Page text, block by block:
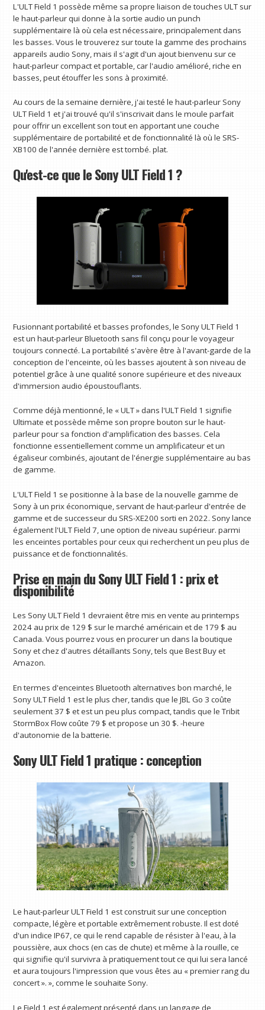
L'ULT Field 1 possède même sa propre liaison de touches ULT sur
le haut-parleur qui donne à la sortie audio un punch
supplémentaire là où cela est nécessaire, principalement dans
les basses. Vous le trouverez sur toute la gamme des prochains
appareils audio Sony, mais il s'agit d'un ajout bienvenu sur ce
haut-parleur compact et portable, car l'audio amélioré, riche en
basses, peut étouffer les sons à proximité.
Au cours de la semaine dernière, j'ai testé le haut-parleur Sony
ULT Field 1 et j'ai trouvé qu'il s'inscrivait dans le moule parfait
pour offrir un excellent son tout en apportant une couche
supplémentaire de portabilité et de fonctionnalité là où le SRS-
XB100 de l'année dernière est tombé. plat.
Qu'est-ce que le Sony ULT Field 1 ?
Fusionnant portabilité et basses profondes, le Sony ULT Field 1
est un haut-parleur Bluetooth sans fil conçu pour le voyageur
toujours connecté. La portabilité s'avère être à l'avant-garde de la
conception de l'enceinte, où les basses ajoutent à son niveau de
potentiel grâce à une qualité sonore supérieure et des niveaux
d'immersion audio époustouflants.
Comme déjà mentionné, le « ULT » dans l'ULT Field 1 signifie
Ultimate et possède même son propre bouton sur le haut-
parleur pour sa fonction d'amplification des basses. Cela
fonctionne essentiellement comme un amplificateur et un
égaliseur combinés, ajoutant de l'énergie supplémentaire au bas
de gamme.
L'ULT Field 1 se positionne à la base de la nouvelle gamme de
Sony à un prix économique, servant de haut-parleur d'entrée de
gamme et de successeur du SRS-XE200 sorti en 2022. Sony lance
également l'ULT Field 7, une option de niveau supérieur. parmi
les enceintes portables pour ceux qui recherchent un peu plus de
puissance et de fonctionnalités.
Prise en main du Sony ULT Field 1 : prix et
disponibilité
Les Sony ULT Field 1 devraient être mis en vente au printemps
2024 au prix de 129 $ sur le marché américain et de 179 $ au
Canada. Vous pourrez vous en procurer un dans la boutique
Sony et chez d'autres détaillants Sony, tels que Best Buy et
Amazon.
En termes d'enceintes Bluetooth alternatives bon marché, le
Sony ULT Field 1 est le plus cher, tandis que le JBL Go 3 coûte
seulement 37 $ et est un peu plus compact, tandis que le Tribit
StormBox Flow coûte 79 $ et propose un 30 $. -heure
d'autonomie de la batterie.
Sony ULT Field 1 pratique : conception
Le haut-parleur ULT Field 1 est construit sur une conception
compacte, légère et portable extrêmement robuste. Il est doté
d'un indice IP67, ce qui le rend capable de résister à l'eau, à la
poussière, aux chocs (en cas de chute) et même à la rouille, ce
qui signifie qu'il survivra à pratiquement tout ce qui lui sera lancé
et aura toujours l'impression que vous êtes au « premier rang du
concert ». », comme le souhaite Sony.
Le Field 1 est également présenté dans un langage de